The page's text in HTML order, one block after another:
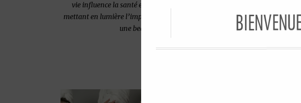
vie influence la santé et l’apparence de votre peau,
mettant en lumière l’importance de soins internes pour
une beauté durable.